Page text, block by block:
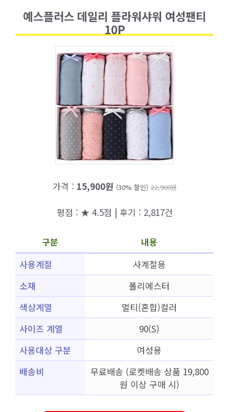
예스플러스 데일리 플라워샤워 여성팬티
10P
가격 : 15,900원 (30% 할인) 22,900원
평점 : ★ 4.5점 | 후기 : 2,817건
구분
내용
사용계절
사계절용
소재
폴리에스터
색상계열
멀티(혼합)컬러
사이즈 계열
90(S)
사용대상 구분
여성용
배송비
무료배송 (로켓배송 상품 19,800
원 이상 구매 시)